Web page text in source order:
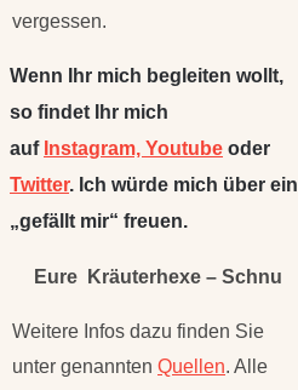
vergessen.
Wenn Ihr mich begleiten wollt,
so findet Ihr mich
auf Instagram, Youtube oder
Twitter. Ich würde mich über ein
„gefällt mir“ freuen.
Eure Kräuterhexe – Schnu
Weitere Infos dazu finden Sie
unter genannten Quellen. Alle